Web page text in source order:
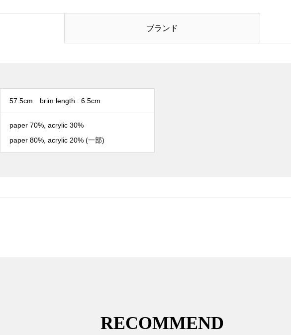
ブランド
57.5cm brim length : 6.5cm
paper 70%, acrylic 30%
paper 80%, acrylic 20% (一部)
RECOMMEND